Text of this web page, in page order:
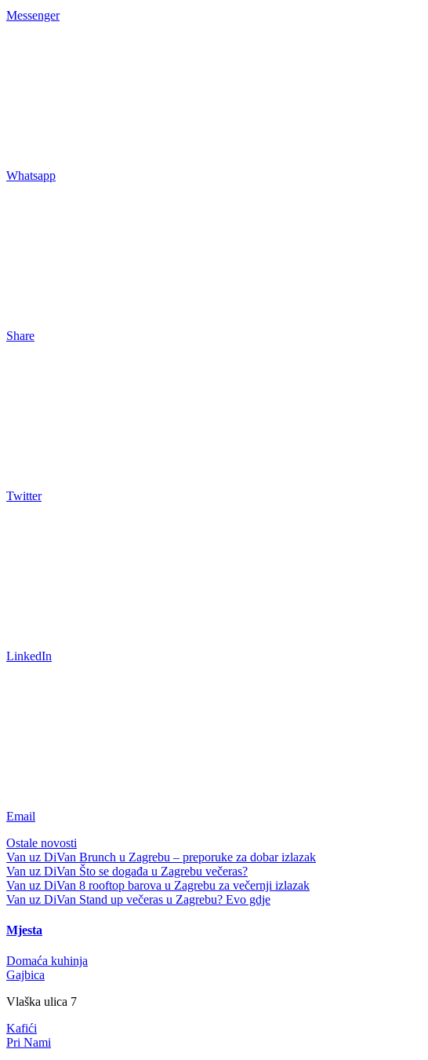
Messenger
Whatsapp
Share
Twitter
LinkedIn
Email
Ostale novosti
Van uz DiVan Brunch u Zagrebu – preporuke za dobar izlazak
Van uz DiVan Što se događa u Zagrebu večeras?
Van uz DiVan 8 rooftop barova u Zagrebu za večernji izlazak
Van uz DiVan Stand up večeras u Zagrebu? Evo gdje
Mjesta
Domaća kuhinja
Gajbica
Vlaška ulica 7
Kafići
Pri Nami